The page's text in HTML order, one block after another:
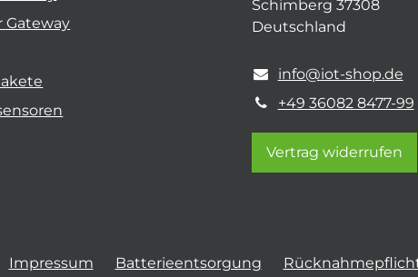
Gateway
Schimberg 37308
Deutschland
info@iot-shop.de
+49 36082 8477-99
Vertrag widerrufen
Impressum Batterieentsorgung